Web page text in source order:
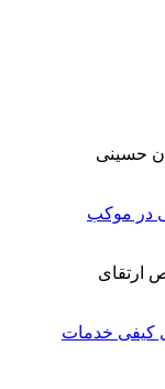
در موکب
کیفی خدمات